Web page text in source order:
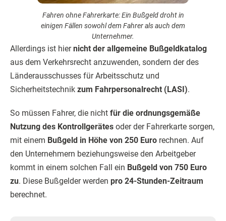
Fahren ohne Fahrerkarte: Ein Bußgeld droht in
einigen Fällen sowohl dem Fahrer als auch dem
Unternehmer.
Allerdings ist hiernicht der allgemeine Bußgeldkatalog
aus dem Verkehrsrecht anzuwenden, sondern der des
Länderausschusses für Arbeitsschutz und
Sicherheitstechnik zum Fahrpersonalrecht (LASI).
So müssen Fahrer, die nicht für die ordnungsgemäße
Nutzung des Kontrollgerätes oder der Fahrerkarte sorgen,
mit einem Bußgeld in Höhe von 250 Euro rechnen. Auf
den Unternehmern beziehungsweise den Arbeitgeber
kommt in einem solchen Fall ein Bußgeld von 750 Euro
zu. Diese Bußgelder werden pro 24-Stunden-Zeitraum
berechnet.